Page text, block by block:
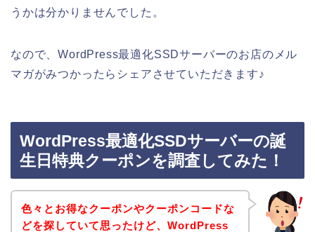
うかは分かりませんでした。
なので、WordPress最適化SSDサーバーのお店のメル
マガがみつかったらシェアさせていただきます♪
WordPress最適化SSDサーバーの誕
生日特典クーポンを調査してみた！
色々とお得なクーポンやクーポンコードな
どを探していて思ったけど、WordPress